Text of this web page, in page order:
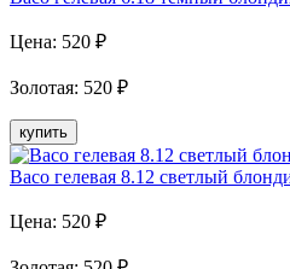
Цена: 520 ₽
Золотая: 520 ₽
купить
Baco гелевая 8.12 светлый
Цена: 520 ₽